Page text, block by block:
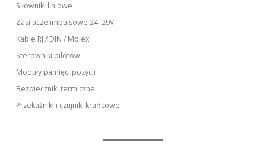
Siłowniki liniowe
Zasilacze impulsowe 24–29V
Kable RJ / DIN / Molex
Sterowniki pilotów
Moduły pamięci pozycji
Bezpieczniki termiczne
Przekaźniki i czujniki krańcowe